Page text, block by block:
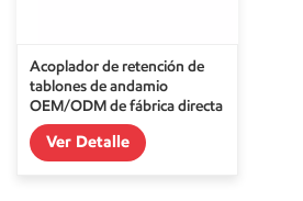
Acoplador de retención de
tablones de andamio
OEM/ODM de fábrica directa
Ver Detalle